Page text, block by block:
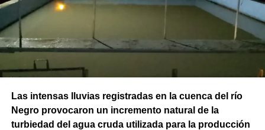
Las intensas lluvias registradas en la cuenca del río
Negro provocaron un incremento natural de la
turbiedad del agua cruda utilizada para la producción